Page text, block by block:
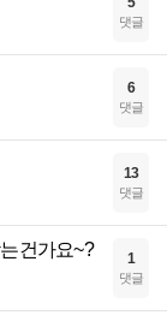
댓글
6
댓글
13
댓글
건가요~? 1
댓글